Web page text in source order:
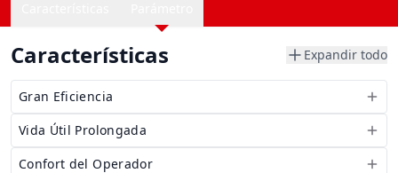
Características Expandir todo
Gran Eficiencia
Vida Útil Prolongada
Confort del Operador